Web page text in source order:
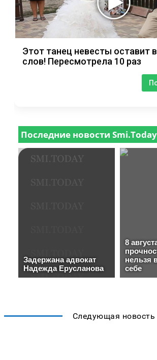
Этот танец невесты оставит
слов! Пересмотрела 10 раз
Следующая новость